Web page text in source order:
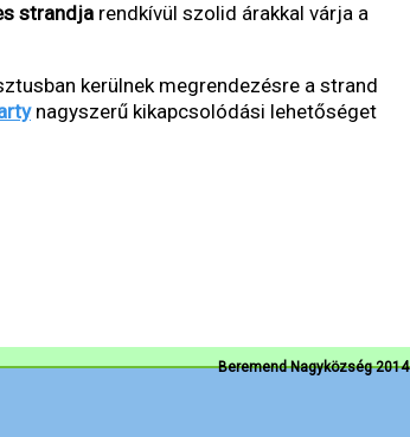
strandja rendkívül szolid árakkal várja a
kerülnek megrendezésre a strand
nagyszerű kikapcsolódási lehetőséget
Beremend Nagyközség 2014